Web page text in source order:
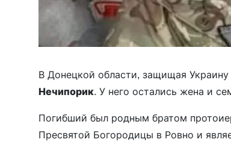
В Донецкой области, защищая Украину
Нечипорик. У него остались жена и
Погибший был родным братом
Пресвятой Богородицы в Ровно и